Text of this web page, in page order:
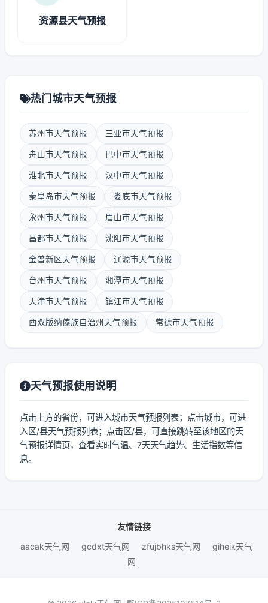
资源县天气预报
热门城市天气预报
苏州市天气预报 三亚市天气预报
舟山市天气预报 巴中市天气预报
淮北市天气预报 汉中市天气预报
秦皇岛市天气预报 娄底市天气预报
永州市天气预报 眉山市天气预报
昌都市天气预报 沈阳市天气预报
金普新区天气预报 辽源市天气预报
台州市天气预报 湘潭市天气预报
天津市天气预报 镇江市天气预报
西双版纳傣族自治州天气预报 常德市天气预报
天气预报使用说明
点击上方的省份，可进入城市天气预报列表；点击城市，可进
入区/县天气预报列表；点击区/县，可直接跳转至该地区的天
气预报详情页，查看实时气温、7天天气趋势、生活指数等信
息。
友情链接
aacak天气网
gcdxt天气网 zfujbhks天气网
giheik天气
网